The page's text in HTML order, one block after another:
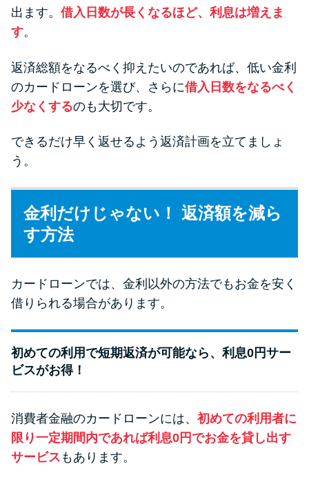
出ます。 借入日数が長くなるほど、利息は増えま
す。
返済総額をなるべく抑えたいのであれば、低い金利
のカードローンを選び、さらに借入日数をなるべく
少なくするのも大切です。
できるだけ早く返せるよう返済計画を立てましょ
う。
金利だけじゃない！ 返済額を減ら
す方法
カードローンでは、金利以外の方法でもお金を安く
借りられる場合があります。
初めての利用で短期返済が可能なら、利息0円サー
ビスがお得！
消費者金融のカードローンには、 初めての利用者に
限り一定期間内であれば利息0円でお金を貸し出す
サービス もあります。